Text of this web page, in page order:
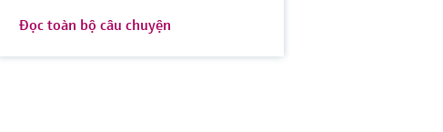
Đọc toàn bộ câu chuyện